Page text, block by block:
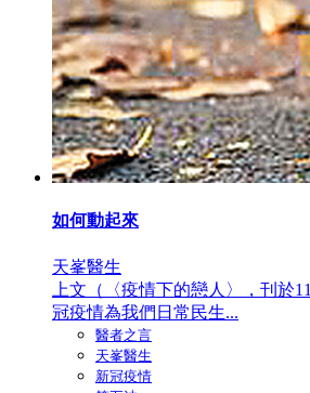
如何動起來
天峯醫生
上文（〈疫情下的戀人〉，刊於
冠疫情為我們日常民生...
醫者之言
天峯醫生
新冠疫情